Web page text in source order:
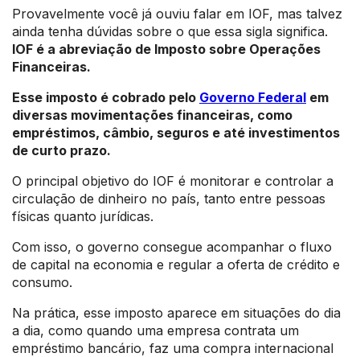
Provavelmente você já ouviu falar em IOF, mas talvez
ainda tenha dúvidas sobre o que essa sigla significa.
IOF é a abreviação de Imposto sobre Operações
Financeiras.
Esse imposto é cobrado pelo Governo Federal em
diversas movimentações financeiras, como
empréstimos, câmbio, seguros e até investimentos
de curto prazo.
O principal objetivo do IOF é monitorar e controlar a
circulação de dinheiro no país, tanto entre pessoas
físicas quanto jurídicas.
Com isso, o governo consegue acompanhar o fluxo
de capital na economia e regular a oferta de crédito e
consumo.
Na prática, esse imposto aparece em situações do dia
a dia, como quando uma empresa contrata um
empréstimo bancário, faz uma compra internacional